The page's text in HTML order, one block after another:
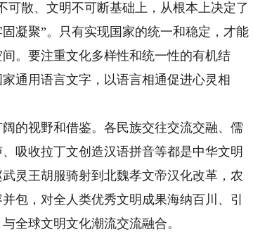
可散、文明不可断基础上，从根本上决定了
凝聚”。只有实现国家的统一和稳定，才能
。要注重文化多样性和统一性的有机结
通用语言文字，以语言相通促进心灵相
视野和借鉴。各民族交往交流交融、儒
吸收拉丁文创造汉语拼音等都是中华文明
灵王胡服骑射到北魏孝文帝汉化改革，农
包，对全人类优秀文明成果海纳百川、引
全球文明文化潮流交流融合。